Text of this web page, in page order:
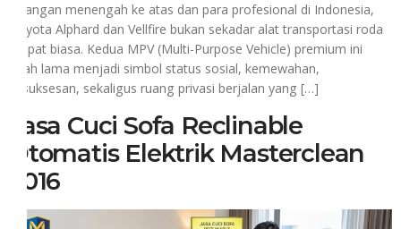
kalangan menengah ke atas dan para profesional di Indonesia,
Toyota Alphard dan Vellfire bukan sekadar alat transportasi roda
empat biasa. Kedua MPV (Multi-Purpose Vehicle) premium ini
telah lama menjadi simbol status sosial, kemewahan,
kesuksesan, sekaligus ruang privasi berjalan yang […]
Jasa Cuci Sofa Reclinable
Otomatis Elektrik Masterclean
2016